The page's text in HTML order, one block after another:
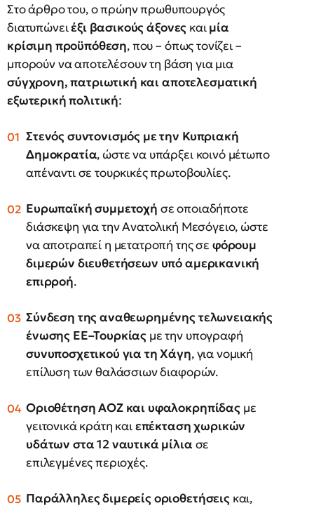
Στο άρθρο του, ο πρώην πρωθυπουργός
διατυπώνειέξι βασικούς άξονες καιμία
κρίσιμη προϋπόθεση, που – όπως τονίζει –
μπορούν να αποτελέσουν τη βάση για μια
σύγχρονη, πατριωτική και αποτελεσματική
εξωτερική πολιτική:
Στενός συντονισμός με την Κυπριακή
Δημοκρατία, ώστε να υπάρξει κοινό μέτωπο
απέναντι σε τουρκικές πρωτοβουλίες.
Ευρωπαϊκή συμμετοχή σε οποιαδήποτε
διάσκεψη για την Ανατολική Μεσόγειο, ώστε
να αποτραπεί η μετατροπή της σε φόρουμ
διμερών διευθετήσεων υπό αμερικανική
επιρροή.
Σύνδεση της αναθεωρημένης τελωνειακής
ένωσης ΕΕ–Τουρκίας με την υπογραφή
συνυποσχετικού για τη Χάγη, για νομική
επίλυση των θαλάσσιων διαφορών.
Οριοθέτηση ΑΟΖ και υφαλοκρηπίδαςμε
γειτονικά κράτη καιεπέκταση χωρικών
υδάτων στα 12 ναυτικά μίλια σε
επιλεγμένες περιοχές.
Παράλληλες διμερείς οριοθετήσειςκαι,